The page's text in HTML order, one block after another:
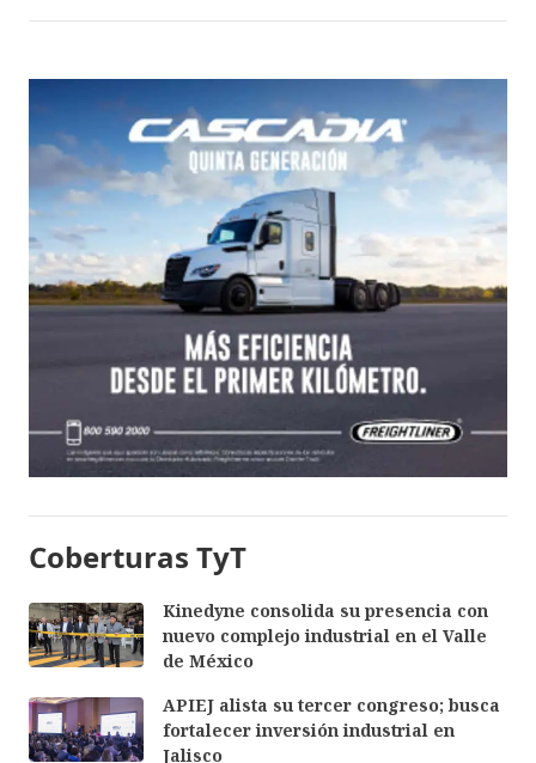
Coberturas TyT
Kinedyne consolida su presencia con
nuevo complejo industrial en el Valle
de México
APIEJ alista su tercer congreso; busca
fortalecer inversión industrial en
Jalisco